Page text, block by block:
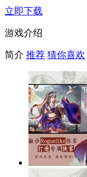
立即下载
游戏介绍
简介 推荐 猜你喜欢